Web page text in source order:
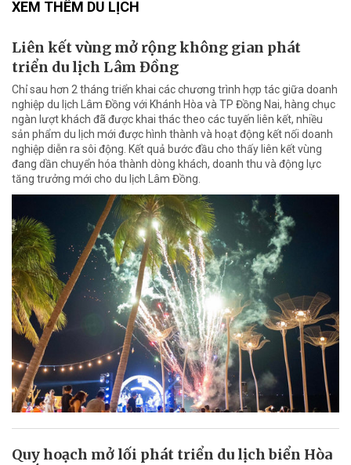
XEM THÊM DU LỊCH
Liên kết vùng mở rộng không gian phát
triển du lịch Lâm Đồng
Chỉ sau hơn 2 tháng triển khai các chương trình hợp tác giữa doanh
nghiệp du lịch Lâm Đồng với Khánh Hòa và TP Đồng Nai, hàng chục
ngàn lượt khách đã được khai thác theo các tuyến liên kết, nhiều
sản phẩm du lịch mới được hình thành và hoạt động kết nối doanh
nghiệp diễn ra sôi động. Kết quả bước đầu cho thấy liên kết vùng
đang dần chuyển hóa thành dòng khách, doanh thu và động lực
tăng trưởng mới cho du lịch Lâm Đồng.
Quy hoạch mở lối phát triển du lịch biển Hòa